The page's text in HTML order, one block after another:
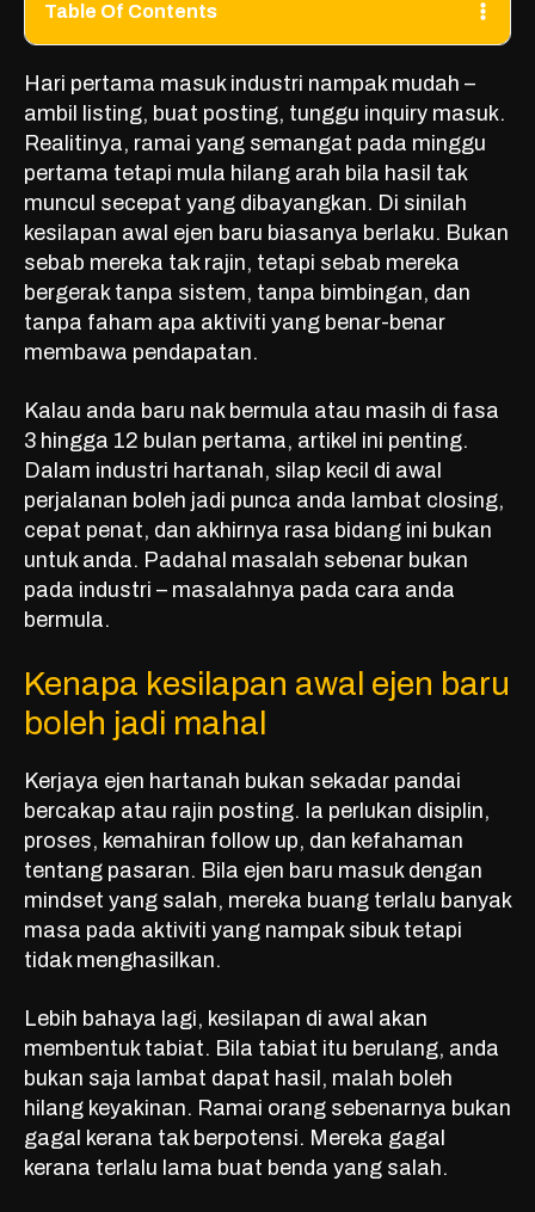
Table Of Contents
Hari pertama masuk industri nampak mudah –
ambil listing, buat posting, tunggu inquiry masuk.
Realitinya, ramai yang semangat pada minggu
pertama tetapi mula hilang arah bila hasil tak
muncul secepat yang dibayangkan. Di sinilah
kesilapan awal ejen baru biasanya berlaku. Bukan
sebab mereka tak rajin, tetapi sebab mereka
bergerak tanpa sistem, tanpa bimbingan, dan
tanpa faham apa aktiviti yang benar-benar
membawa pendapatan.
Kalau anda baru nak bermula atau masih di fasa
3 hingga 12 bulan pertama, artikel ini penting.
Dalam industri hartanah, silap kecil di awal
perjalanan boleh jadi punca anda lambat closing,
cepat penat, dan akhirnya rasa bidang ini bukan
untuk anda. Padahal masalah sebenar bukan
pada industri – masalahnya pada cara anda
bermula.
Kenapa kesilapan awal ejen baru
boleh jadi mahal
Kerjaya ejen hartanah bukan sekadar pandai
bercakap atau rajin posting. Ia perlukan disiplin,
proses, kemahiran follow up, dan kefahaman
tentang pasaran. Bila ejen baru masuk dengan
mindset yang salah, mereka buang terlalu banyak
masa pada aktiviti yang nampak sibuk tetapi
tidak menghasilkan.
Lebih bahaya lagi, kesilapan di awal akan
membentuk tabiat. Bila tabiat itu berulang, anda
bukan saja lambat dapat hasil, malah boleh
hilang keyakinan. Ramai orang sebenarnya bukan
gagal kerana tak berpotensi. Mereka gagal
kerana terlalu lama buat benda yang salah.